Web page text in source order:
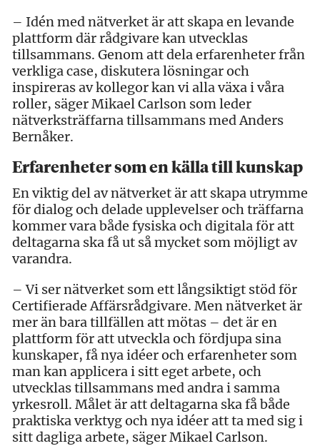
– Idén med nätverket är att skapa en levande
plattform där rådgivare kan utvecklas
tillsammans. Genom att dela erfarenheter från
verkliga case, diskutera lösningar och
inspireras av kollegor kan vi alla växa i våra
roller, säger Mikael Carlson som leder
nätverksträffarna tillsammans med Anders
Bernåker.
Erfarenheter som en källa till kunskap
En viktig del av nätverket är att skapa utrymme
för dialog och delade upplevelser och träffarna
kommer vara både fysiska och digitala för att
deltagarna ska få ut så mycket som möjligt av
varandra.
– Vi ser nätverket som ett långsiktigt stöd för
Certifierade Affärsrådgivare. Men nätverket är
mer än bara tillfällen att mötas – det är en
plattform för att utveckla och fördjupa sina
kunskaper, få nya idéer och erfarenheter som
man kan applicera i sitt eget arbete, och
utvecklas tillsammans med andra i samma
yrkesroll. Målet är att deltagarna ska få både
praktiska verktyg och nya idéer att ta med sig i
sitt dagliga arbete, säger Mikael Carlson.